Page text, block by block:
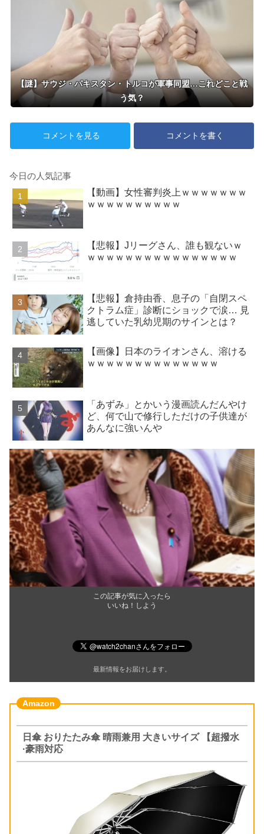
人の意欲をそがないか懸念」
「外国人を一時的な労働力では
なく、処遇改善などで定着を後
押しすべき」
【謎】サウジ・パキスタン・トルコが軍事同盟…これどこと戦
う気？
コメントを見る コメントを書く
今日の人気記事
【動画】女性審判炎上ｗｗｗｗｗｗｗ
ｗｗｗｗｗｗｗｗｗｗ
【悲報】Jリーグさん、誰も観ないｗ
ｗｗｗｗｗｗｗｗｗｗｗｗｗｗｗｗ
【悲報】倉持由香、息子の「自閉スペ
クトラム症」診断にショックで涙… 見
逃していた乳幼児期のサインとは？
【画像】日本のライオンさん、溶ける
ｗｗｗｗｗｗｗｗｗｗｗｗｗｗ
「あずみ」とかいう漫画読んだんやけ
ど、何で山で修行しただけの子供達が
あんなに強いんや
この記事が気に入ったら
いいね！しよう
最新情報をお届けします。
日傘 おりたたみ傘 晴雨兼用 大きいサイズ 【超撥水
·豪雨対応